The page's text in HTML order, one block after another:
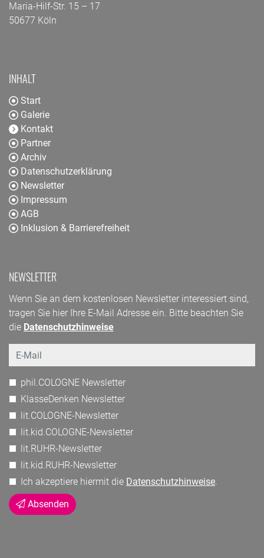
Maria-Hilf-Str. 15 – 17
50677 Köln
INHALT
Start
Galerie
Kontakt
Partner
Archiv
Datenschutzerklärung
Newsletter
Impressum
AGB
Inklusion & Barrierefreiheit
NEWSLETTER
Wenn Sie an dem kostenlosen Newsletter interessiert sind,
tragen Sie hier Ihre E-Mail Adresse ein. Bitte beachten Sie
die Datenschutzhinweise
Email
phil.COLOGNE Newsletter
KlasseDenken Newsletter
lit.COLOGNE-Newsletter
lit.kid.COLOGNE-Newsletter
lit.RUHR-Newsletter
lit.kid.RUHR-Newsletter
Ich akzeptiere hiermit die Datenschutzhinweise.
Absenden